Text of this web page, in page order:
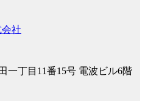
社
一丁目11番15号 電波ビル6階